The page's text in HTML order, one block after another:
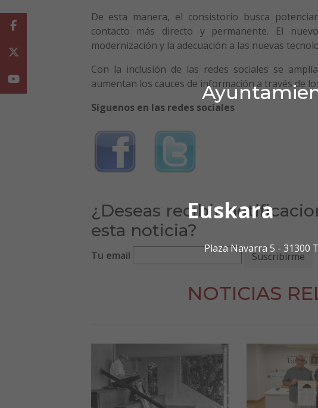
Euskara
Plaza Navarra 5 - 31300
De esta manera, el consistorio busca
contacto más directo y permanente. El
modernización y la adecuación a las nuevas
Con la inclusión de las redes sociales se
aumentan los cauces de información a través de
Síguenos en las redes sociales
¿Deseas recibir
esta noticia?
Tu email
NOTICIAS
Facebook
Youtube